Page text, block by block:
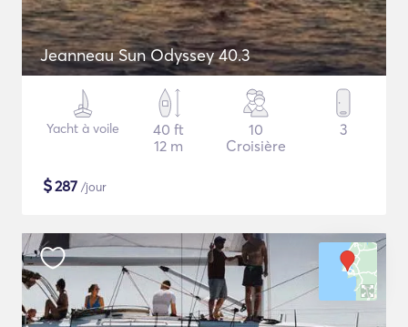
Jeanneau Sun Odyssey 40.3
Yacht à voile
40 ft
12 m
10
Croisière
3
$287 /jour